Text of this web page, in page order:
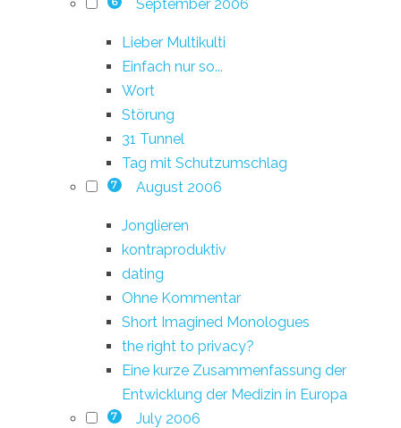
September 2006
Lieber Multikulti
Einfach nur so...
Wort
Störung
31 Tunnel
Tag mit Schutzumschlag
7 August 2006
Jonglieren
kontraproduktiv
dating
Ohne Kommentar
Short Imagined Monologues
the right to privacy?
Eine kurze Zusammenfassung der
Entwicklung der Medizin in Europa
7 July 2006